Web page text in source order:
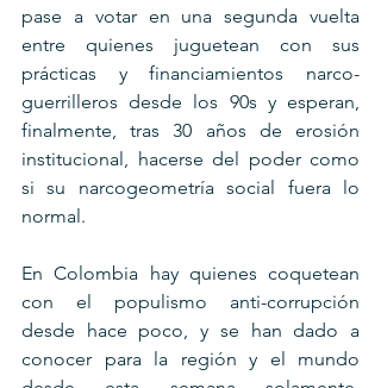
pase a votar en una segunda vuelta
entre quienes juguetean con sus
prácticas y financiamientos narco-
guerrilleros desde los 90s y esperan,
finalmente, tras 30 años de erosión
institucional, hacerse del poder como
si su narcogeometría social fuera lo
normal.
En Colombia hay quienes coquetean
con el populismo anti-corrupción
desde hace poco, y se han dado a
conocer para la región y el mundo